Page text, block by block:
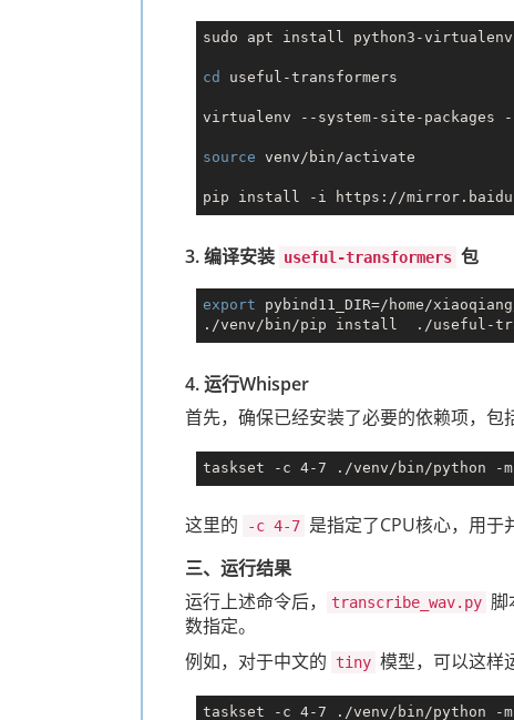
sudo apt install python3-virtualenv
cd useful-transformers
virtualenv --system-site-packages
source venv/bin/activate
3. 编译安装 useful-transformers 包
export pybind11_DIR=/home/
4. 运行Whisper
首先，确保已经安装了必要的依赖项，包
这里的 -c 4-7 是指定了CPU核心，用于
三、运行结果
运行上述命令后，
transcribe_wav.py 脚
数指定。
例如，对于中文的
tiny 模型，可以这样